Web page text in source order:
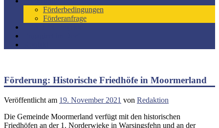
Förderbedingungen
Förderanfrage
Förderung: Historische Friedhöfe in Moormerland
Veröffentlicht am 19. November 2021 von Redaktion
Die Gemeinde Moormerland verfügt mit den historischen
Friedhöfen an der 1. Norderwieke in Warsingsfehn und an der